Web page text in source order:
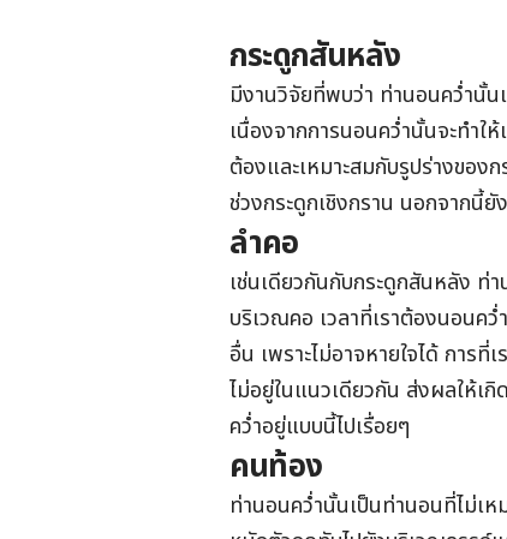
กระดูกสันหลัง
มีงานวิจัยที่พบว่า ท่านอนคว่ำนั้
เนื่องจากการนอนคว่ำนั้นจะทำใ
ต้องและเหมาะสมกับรูปร่างของ
ช่วงกระดูกเชิงกราน นอกจากนี้
ลำคอ
เช่นเดียวกันกับกระดูกสันหลัง ท่
บริเวณคอ เวลาที่เราต้องนอนค
อื่น เพราะไม่อาจหายใจได้ การ
ไม่อยู่ในแนวเดียวกัน ส่งผลให้เ
คว่ำอยู่แบบนี้ไปเรื่อยๆ
คนท้อง
ท่านอนคว่ำนั้นเป็นท่านอนที่ไม่เ